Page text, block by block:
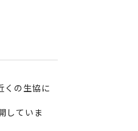
くの生協に
していま